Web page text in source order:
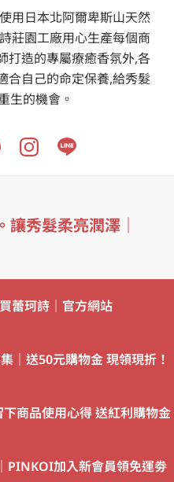
用日本北阿爾卑斯山天然
莊園工廠用心生產每個商
打造的專屬療癒香氛外,各
合自己的命定保養,給秀髮
生的機會。
讓秀髮柔亮潤澤｜
蕾珂詩｜官方網站
｜送50元購物金 現領現折！
商品使用心得 送紅利購物金
PINKOI加入新會員領免運劵